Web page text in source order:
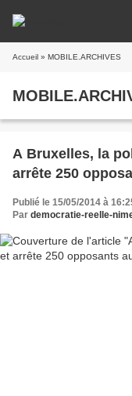
Accueil » MOBILE.ARCHIVES
A Bruxelles, la
arrête 250
Publié le 15/05/2014 à
Par democratie-reelle-